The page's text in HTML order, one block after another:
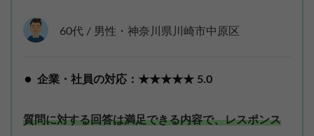
60代 / 男性・神奈川県川崎市中原区
企業・社員の対応：★★★★★ 5.0
質問に対する回答は満足できる内容で、レスポンス